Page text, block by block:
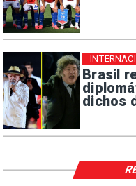
Brasil
dichos